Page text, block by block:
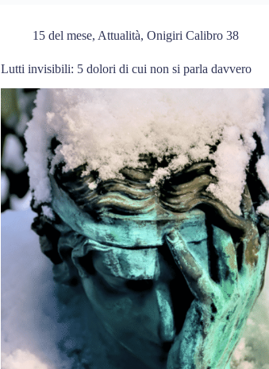
15 del mese, Attualità,Onigiri Calibro 38
Lutti invisibili: 5 dolori di cui non si parla davvero